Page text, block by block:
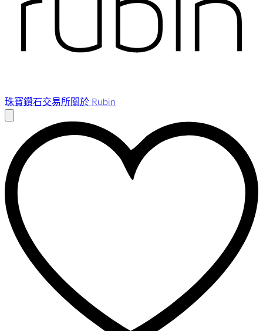
珠寶鑽石交易所關於 Rubin